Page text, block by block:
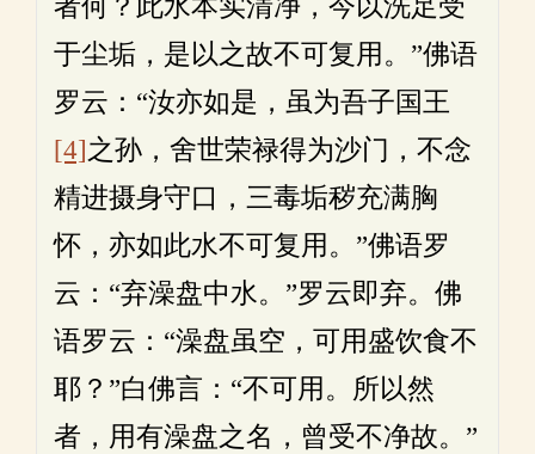
者何？此水本实清净，今以洗足受
于尘垢，是以之故不可复用。”佛语
罗云：“汝亦如是，虽为吾子国王
[4]之孙，舍世荣禄得为沙门，不念
精进摄身守口，三毒垢秽充满胸
怀，亦如此水不可复用。”佛语罗
云：“弃澡盘中水。”罗云即弃。佛
语罗云：“澡盘虽空，可用盛饮食不
耶？”白佛言：“不可用。所以然
者，用有澡盘之名，曾受不净故。”